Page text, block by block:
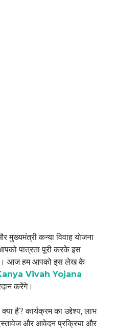
मुख्यमंत्री कन्या विवाह योजना
पात्रता पूरी करके इस
आज हम आपको इस लेख के
Vivah Yojana
करेंगे।
है? कार्यक्रम का उद्देश्य, लाभ
और आवेदन प्रक्रिया और